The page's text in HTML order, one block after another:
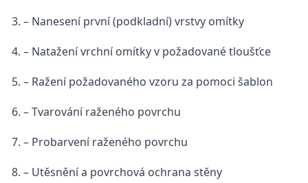
– Nanesení první (podkladní) vrstvy omítky
– Natažení vrchní omítky v požadované tloušťce
– Ražení požadovaného vzoru za pomoci šablon
– Tvarování raženého povrchu
– Probarvení raženého povrchu
– Utěsnění a povrchová ochrana stěny